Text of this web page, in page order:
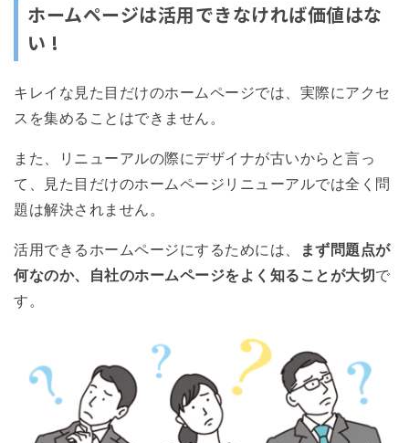
ホームページは活用できなければ価値はな
い !
キレイな見た目だけのホームページでは、実際にアクセ
スを集めることはできません。
また、リニューアルの際にデザイナが古いからと言っ
て、見た目だけのホームページリニューアルでは全く問
題は解決されません。
活用できるホームページにするためには、
まず問題点が
何なのか、自社のホームページをよく知ることが大切で
す。